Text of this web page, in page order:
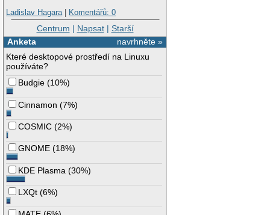
Ladislav Hagara| Komentářů: 0
Centrum | Napsat| Starší
navrhněte »
Anketa
Které desktopové prostředí na Linuxu
používáte?
Budgie (10%)
Cinnamon (7%)
COSMIC (2%)
GNOME (18%)
KDE Plasma (30%)
LXQt (6%)